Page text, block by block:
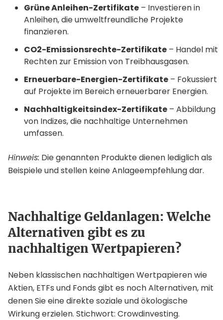
Grüne Anleihen-Zertifikate – Investieren in
Anleihen, die umweltfreundliche Projekte
finanzieren.
CO2-Emissionsrechte-Zertifikate – Handel mit
Rechten zur Emission von Treibhausgasen.
Erneuerbare-Energien-Zertifikate – Fokussiert
auf Projekte im Bereich erneuerbarer Energien.
Nachhaltigkeitsindex-Zertifikate – Abbildung
von Indizes, die nachhaltige Unternehmen
umfassen.
Hinweis: Die genannten Produkte dienen lediglich als
Beispiele und stellen keine Anlageempfehlung dar.
Nachhaltige Geldanlagen: Welche
Alternativen gibt es zu
nachhaltigen Wertpapieren?
Neben klassischen nachhaltigen Wertpapieren wie
Aktien, ETFs und Fonds gibt es noch Alternativen, mit
denen Sie eine direkte soziale und ökologische
Wirkung erzielen. Stichwort: Crowdinvesting.